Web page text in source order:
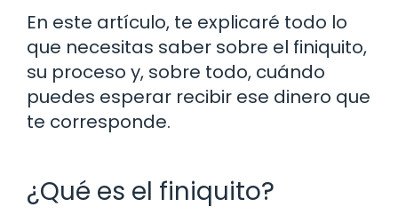
En este artículo, te explicaré todo lo
que necesitas saber sobre el finiquito,
su proceso y, sobre todo, cuándo
puedes esperar recibir ese dinero que
te corresponde.
¿Qué es el finiquito?